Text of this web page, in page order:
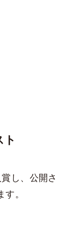
し、公開さ
。